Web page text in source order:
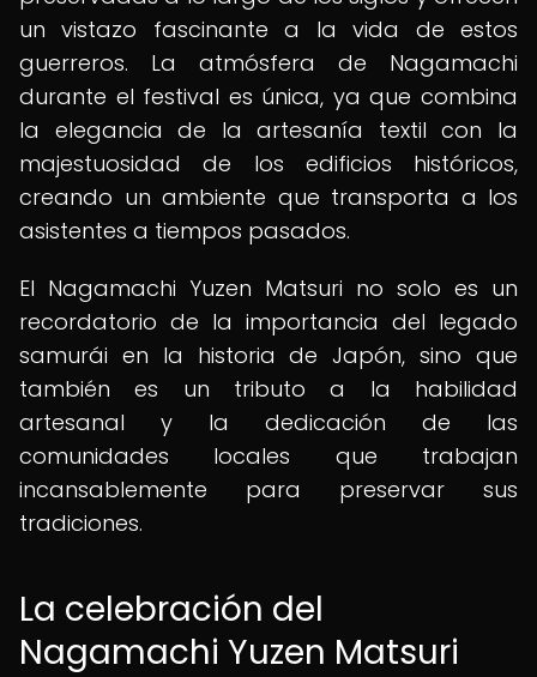
un vistazo fascinante a la vida de estos
guerreros. La atmósfera de Nagamachi
durante el festival es única, ya que combina
la elegancia de la artesanía textil con la
majestuosidad de los edificios históricos,
creando un ambiente que transporta a los
asistentes a tiempos pasados.
El Nagamachi Yuzen Matsuri no solo es un
recordatorio de la importancia del legado
samurái en la historia de Japón, sino que
también es un tributo a la habilidad
artesanal y la dedicación de las
comunidades locales que trabajan
incansablemente para preservar sus
tradiciones.
La celebración del
Nagamachi Yuzen Matsuri